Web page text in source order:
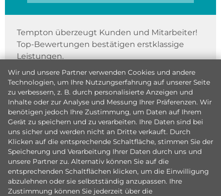
Tempton überzeugt Kunden und Mitarbeiter!
Top-Bewertungen bestätigen erstklassige
Leistungen.
Wir und unsere Partner verwenden Cookies und andere
Technologien, um Ihre Nutzungserfahrung auf unserer Seite
zu verbessern, z. B. durch personalisierte Anzeigen und
Inhalte oder zur Analyse und Messung Ihrer Präferenzen. Wir
benötigen jedoch Ihre Zustimmung, um Daten auf Ihrem
Gerät zu speichern und zu verarbeiten. Ihre Daten sind bei
uns sicher und werden nicht an Dritte verkauft. Durch
Klicken auf die entsprechende Schaltfläche, stimmen Sie der
Speicherung und Verarbeitung Ihrer Daten durch uns und
unsere Partner zu. Alternativ können Sie auf die
entsprechenden Schaltflächen klicken, um die Einwilligung
abzulehnen oder sie selbstständig anzupassen. Ihre
Zustimmung können Sie jederzeit über die